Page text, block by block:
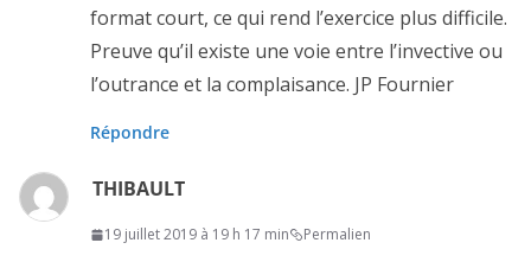
format court, ce qui rend l’exercice plus difficile.
Preuve qu’il existe une voie entre l’invective ou
l’outrance et la complaisance. JP Fournier
Répondre
THIBAULT
19 juillet 2019 à 19 h 17 min Permalien